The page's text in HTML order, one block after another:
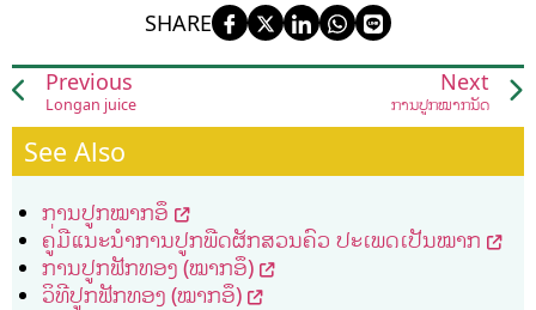
SHARE
Previous
Longan juice
Next
ການປູກໝາກນັດ
See Also
ການປູກໝາກອຶ
ຄູ່ມືແນະນໍາການປູກພືດຜັກສວນຄົວ ປະເພດເປັນໝາກ
ການປູກຟັກທອງ (ໝາກອຶ)
ວິທີປູກຟັກທອງ (ໝາກອຶ)